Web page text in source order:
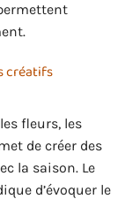
créatifs
fleurs, les
de créer des
la saison. Le
d’évoquer le